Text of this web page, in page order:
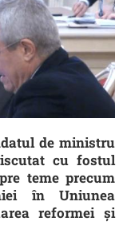
de ministru
cu fostul
teme precum
în Uniunea
reformei şi